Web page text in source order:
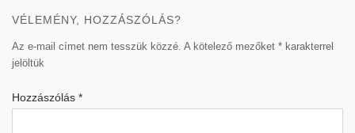
VÉLEMÉNY, HOZZÁSZÓLÁS?
Az e-mail címet nem tesszük közzé. A kötelező mezőket * karakterrel
jelöltük
Hozzászólás *